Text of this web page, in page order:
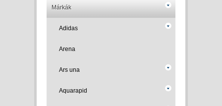
Márkák
Adidas
Arena
Ars una
Aquarapid